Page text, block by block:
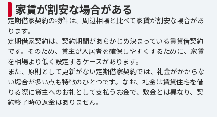
家賃が割安な場合がある
定期借家契約の物件は、周辺相場と比べて家賃が割安な場合があ
ります。
定期借家契約は、契約期間があらかじめ決まっている賃貸借契約
です。そのため、貸主が入居者を確保しやすくするために、家賃
を相場より低く設定するケースがあります。
また、原則として更新がない定期借家契約では、礼金がかからな
い場合が多い点も特徴のひとつです。なお、礼金は賃貸住宅を借
りる際に貸主へのお礼として支払うお金で、敷金とは異なり、契
約終了時の返金はありません。